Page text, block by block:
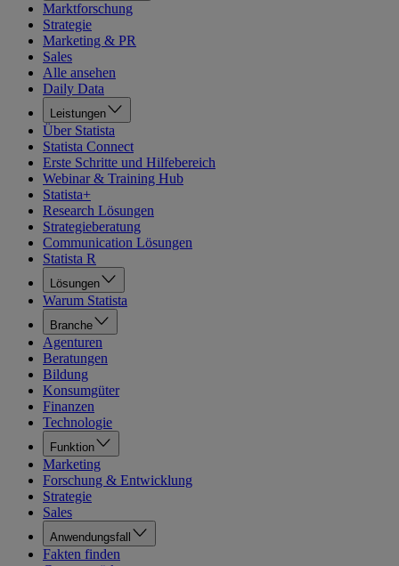
Marktforschung
Strategie
Marketing & PR
Sales
Alle ansehen
Daily Data
Leistungen
Über Statista
Statista Connect
Erste Schritte und Hilfebereich
Webinar & Training Hub
Statista+
Research Lösungen
Strategieberatung
Communication Lösungen
Statista R
Lösungen
Warum Statista
Branche
Agenturen
Beratungen
Bildung
Konsumgüter
Finanzen
Technologie
Funktion
Marketing
Forschung & Entwicklung
Strategie
Sales
Anwendungsfall
Fakten finden